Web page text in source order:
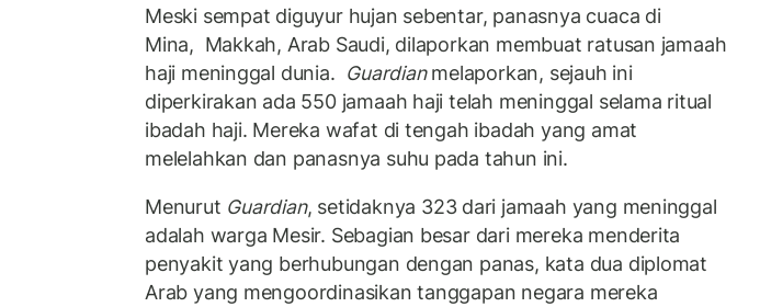
Meski sempat diguyur hujan sebentar, panasnya cuaca di
Mina, Makkah, Arab Saudi, dilaporkan membuat ratusan jamaah
haji meninggal dunia. Guardianmelaporkan, sejauh ini
diperkirakan ada 550 jamaah haji telah meninggal selama ritual
ibadah haji. Mereka wafat di tengah ibadah yang amat
melelahkan dan panasnya suhu pada tahun ini.
Menurut Guardian, setidaknya 323 dari jamaah yang meninggal
adalah warga Mesir. Sebagian besar dari mereka menderita
penyakit yang berhubungan dengan panas, kata dua diplomat
Arab yang mengoordinasikan tanggapan negara mereka